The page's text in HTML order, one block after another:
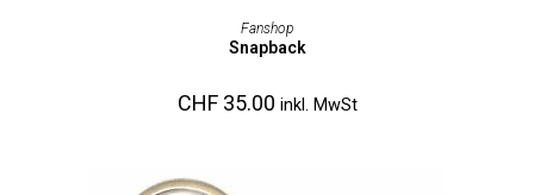
AUSFÜHRUNG WÄHLEN
Fanshop
Snapback
CHF35.00 inkl. MwSt